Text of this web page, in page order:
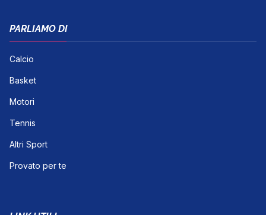
PARLIAMO DI
Calcio
Basket
Motori
Tennis
Altri Sport
Provato per te